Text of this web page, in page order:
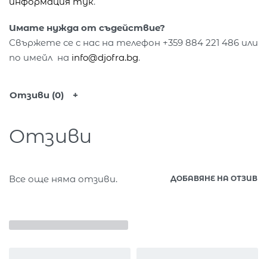
Имате нужда от съдействие?
Свържете се с нас на телефон +359 884 221 486 или
по имейл на info@djofra.bg.
Отзиви (0)
Отзиви
Все още няма отзиви. ДОБАВЯНЕ НА ОТЗИВ